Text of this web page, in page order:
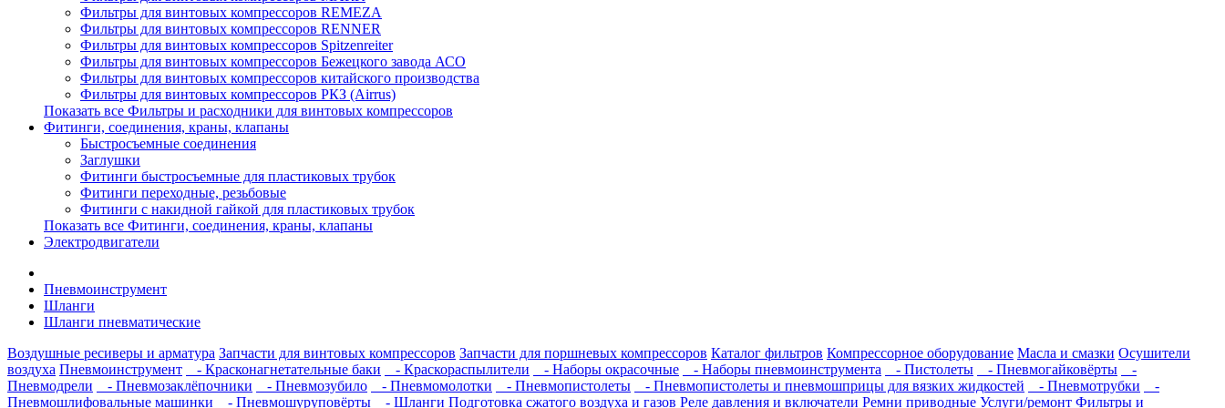
Фильтры для винтовых компрессоров REMEZA
Фильтры для винтовых компрессоров RENNER
Фильтры для винтовых компрессоров Spitzenreiter
Фильтры для винтовых компрессоров Бежецкого завода АСО
Фильтры для винтовых компрессоров китайского производства
Фильтры для винтовых компрессоров РКЗ (Airrus)
Показать все Фильтры и расходники для винтовых компрессоров
Фитинги, соединения, краны, клапаны
Быстросъемные соединения
Заглушки
Фитинги быстросъемные для пластиковых трубок
Фитинги переходные, резьбовые
Фитинги с накидной гайкой для пластиковых трубок
Показать все Фитинги, соединения, краны, клапаны
Электродвигатели
Пневмоинструмент
Шланги
Шланги пневматические
Воздушные ресиверы и арматура Запчасти для винтовых компрессоров Запчасти для поршневых компрессоров Каталог фильтров Компрессорное оборудование Масла и смазки Осушители
воздуха Пневмоинструмент - Красконагнетательные баки - Краскораспылители - Наборы окрасочные - Наборы пневмоинструмента - Пистолеты - Пневмогайковёрты
-
Пневмодрели
- Пневмозаклёпочники - Пневмозубило - Пневмомолотки - Пневмопистолеты - Пневмопистолеты и пневмошприцы для вязких жидкостей - Пневмотрубки
-
Пневмошлифовальные машинки
- Пневмошуруповёрты - Шланги Подготовка сжатого воздуха и газов Реле давления и включатели Ремни приводные Услуги/ремонт Фильтры и